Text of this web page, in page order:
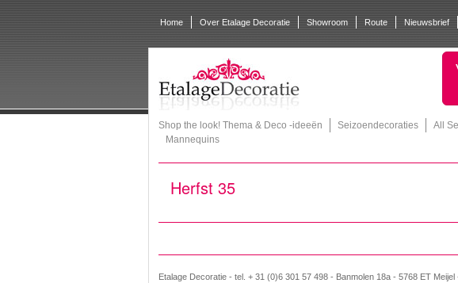
Home Over Etalage Decoratie Showroom Route Nieuwsbrief
Shop the look! Thema & Deco -ideeën Seizoendecoraties All
Mannequins
Herfst 35
Etalage Decoratie - tel. + 31 (0)6 301 57 498 - Banmolen 18a - 5768 ET Meijel